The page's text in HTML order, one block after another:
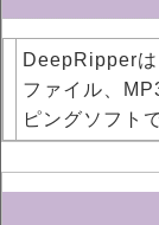
DeepRipper
ファイル、
ピングソフト